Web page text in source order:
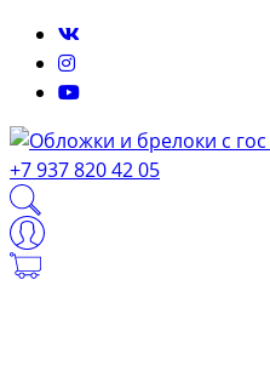
+7 937 820 42 05